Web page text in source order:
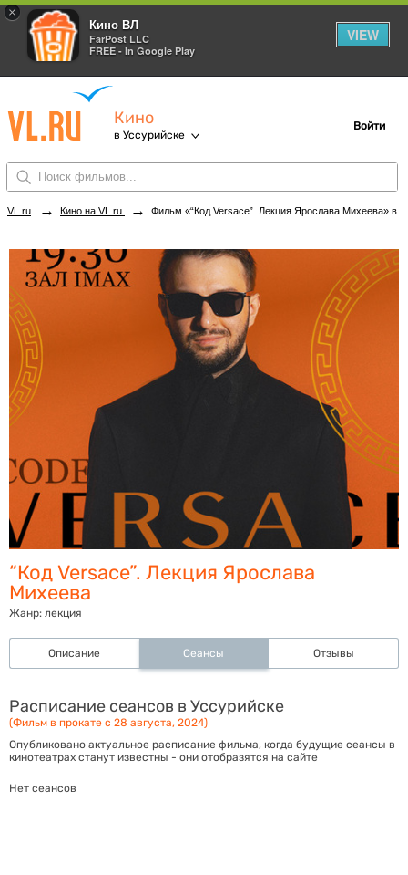
×
Кино ВЛ
FarPost LLC
FREE - In Google Play
VIEW
Кино
в Уссурийске
Войти
VL.ru → Кино на VL.ru → Фильм «“Код Versace”. Лекция Ярослава Михеева» в кинотеатрах Уссурийска. Купить билеты!
“Код Versace”. Лекция Ярослава
Михеева
Жанр: лекция
Описание Сеансы Отзывы
Расписание сеансов в Уссурийске
(Фильм в прокате с 28 августа, 2024)
Опубликовано актуальное расписание фильма, когда будущие сеансы в
кинотеатрах станут известны - они отобразятся на сайте
Нет сеансов